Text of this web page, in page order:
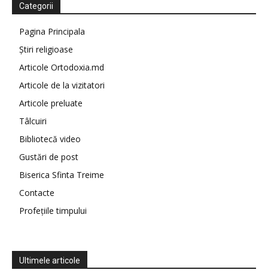
Categorii
Pagina Principala
Știri religioase
Articole Ortodoxia.md
Articole de la vizitatori
Articole preluate
Tâlcuiri
Bibliotecă video
Gustări de post
Biserica Sfinta Treime
Contacte
Profețiile timpului
Ultimele articole